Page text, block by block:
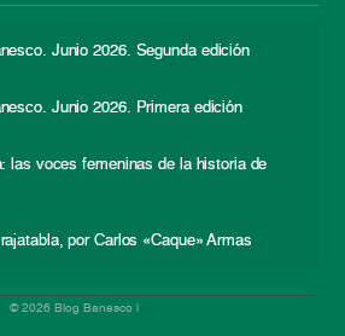
Junio 2026. Segunda edición
Junio 2026. Primera edición
las voces femeninas de la historia de
por Carlos «Caque» Armas
© 2026 Blog Banesco |